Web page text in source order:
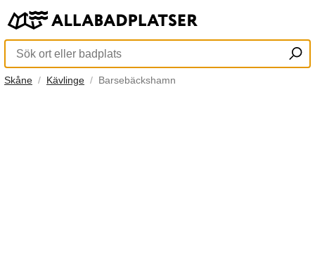
Skåne Kävlinge Barsebäckshamn